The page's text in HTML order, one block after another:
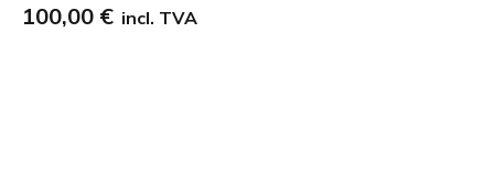
100,00 € incl. TVA